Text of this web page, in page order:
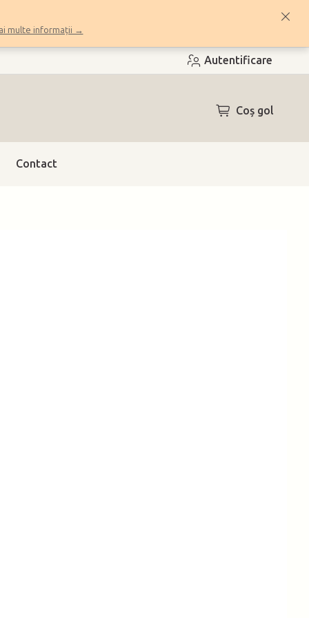
multe informații →
Autentificare
COŞ
Coş gol
Contact